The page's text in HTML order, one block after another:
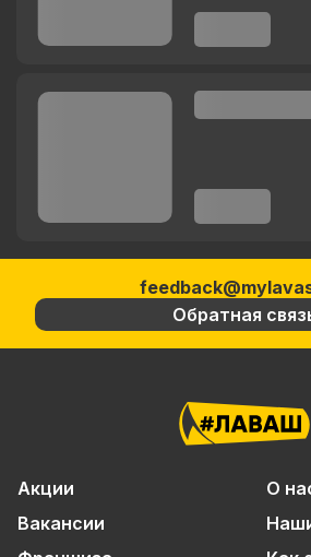
Обратная
Акции
О
Вакансии